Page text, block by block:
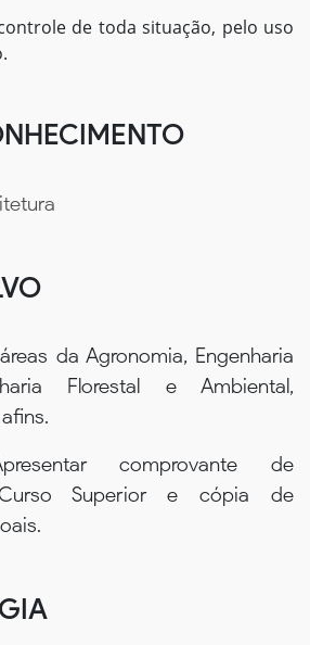
de toda situação, pelo uso
da Agronomia, Engenharia
Florestal e Ambiental,
comprovante de
Superior e cópia de